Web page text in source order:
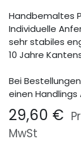
Handbemaltes
Individuelle
sehr stabiles
10 Jahre
Bei
einen
29,60 €
MwSt